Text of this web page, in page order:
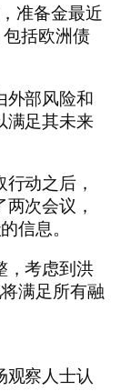
准备金最近
括欧洲债
外部风险和
满足其未来
动之后，
次会议，
信息。
，考虑到洪
满足所有融
观察人士认